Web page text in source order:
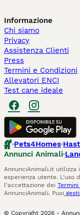
Informazione
Chi siamo
Privacy
Assistenza Clienti
Press
Termini e Condizioni
Allevatori ENCI
Test cane ideale
Pets4Homes
Annunci Animali
AnnunciAnimali.it
esperienza utente. L'uso
l'accettazione dei
AnnunciAnimali. Puoi
© Copyright 2026 -